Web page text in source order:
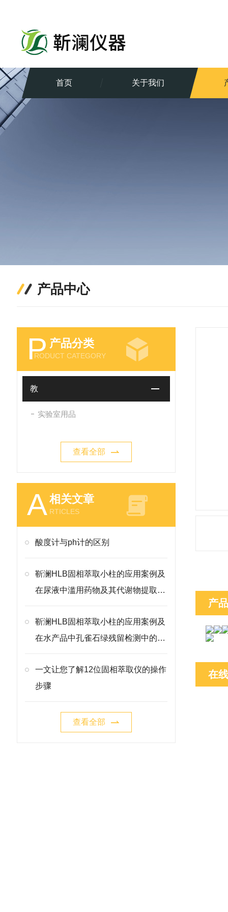
首页 关于我们
产品中心
P 产品分类
RODUCT CATEGORY
教
实验室用品
查看全部
A相关文章
RTICLES
酸度计与ph计的区别
靳澜HLB固相萃取小柱的应用案例及
在尿液中滥用药物及其代谢物提取检
靳澜HLB固相萃取小柱的应用案例及
在水产品中孔雀石绿残留检测中的净
一文让您了解12位固相萃取仪的操作
步骤
查看全部
产
在